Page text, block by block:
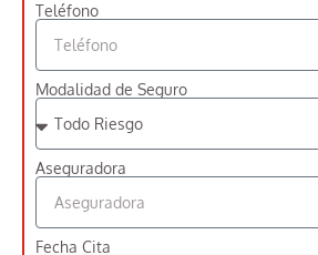
Teléfono
Modalidad de Seguro
Aseguradora
Fecha Cita